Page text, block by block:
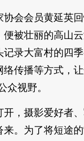
协会会员黄延英
被壮丽的高山云
记录大富村的四
传播等方式，
众视野。
开，摄影爱好者
。为了将短途的